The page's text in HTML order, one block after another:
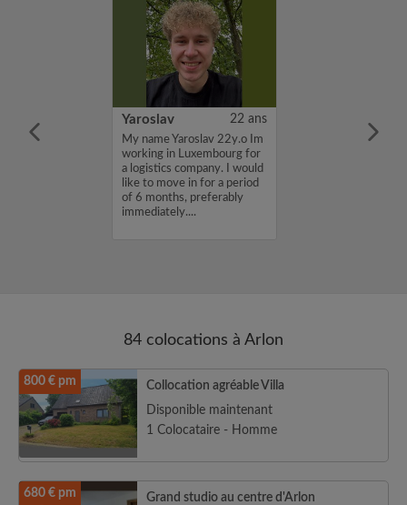
une
Yaroslav 22 ans
My name Yaroslav 22y.o Im
working in Luxembourg for
a logistics company. I would
like to move in for a period
of 6 months, preferably
immediately....
84 colocations à Arlon
800 € pm
Collocation agréable Villa
Disponible maintenant
1 Colocataire - Homme
680 € pm
Grand studio au centre d'Arlon